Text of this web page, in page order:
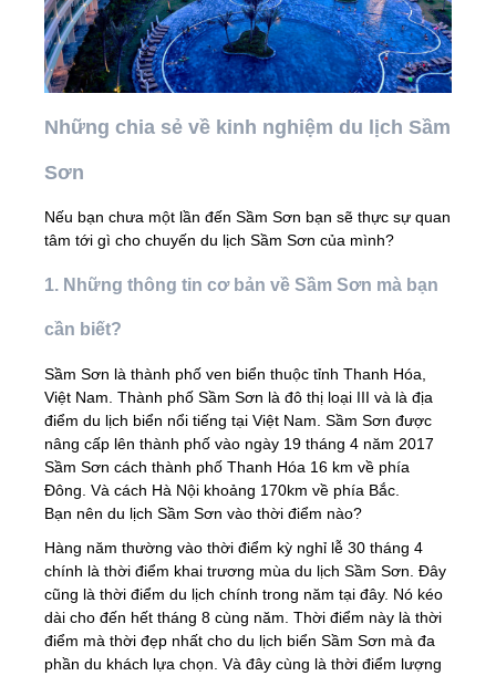
Những chia sẻ về kinh nghiệm du lịch Sầm
Sơn
Nếu bạn chưa một lần đến Sầm Sơn bạn sẽ thực sự quan
tâm tới gì cho chuyến du lịch Sầm Sơn của mình?
1. Những thông tin cơ bản về Sầm Sơn mà bạn
cần biết?
Sầm Sơn là thành phố ven biển thuộc tỉnh Thanh Hóa,
Việt Nam. Thành phố Sầm Sơn là đô thị loại III và là địa
điểm du lịch biển nổi tiếng tại Việt Nam. Sầm Sơn được
nâng cấp lên thành phố vào ngày 19 tháng 4 năm 2017
Sầm Sơn cách thành phố Thanh Hóa 16 km về phía
Ðông. Và cách Hà Nội khoảng 170km về phía Bắc.
Bạn nên du lịch Sầm Sơn vào thời điểm nào?
Hàng năm thường vào thời điểm kỳ nghỉ lễ 30 tháng 4
chính là thời điểm khai trương mùa du lịch Sầm Sơn. Đây
cũng là thời điểm du lịch chính trong năm tại đây. Nó kéo
dài cho đến hết tháng 8 cùng năm. Thời điểm này là thời
điểm mà thời đẹp nhất cho du lịch biển Sầm Sơn mà đa
phần du khách lựa chọn. Và đây cùng là thời điểm lượng